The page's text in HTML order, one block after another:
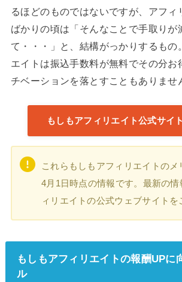
るほどのものではないですが、アフィ
ばかりの頃は「そんなことで手取りが
て・・・」と、結構がっかりするもの
エイトは振込手数料が無料でその分お
チベーションを落とすこともありませ
もしもアフィリエイト公式サイ
これらもしもアフィリエイトのメ
4月1日時点の情報です。最新の情
ィリエイトの公式ウェブサイトを
もしもアフィリエイトの報酬UPに
ル